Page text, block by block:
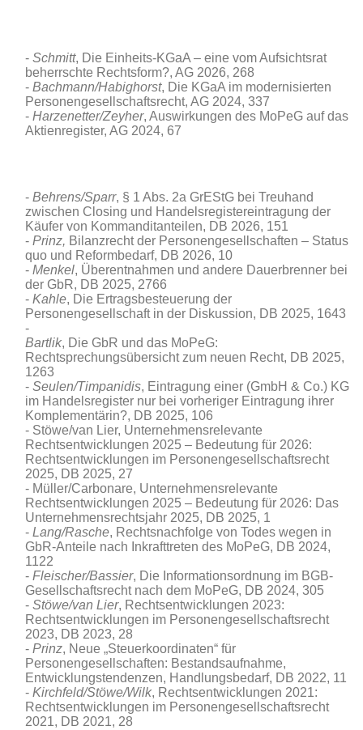
Schmitt, Die Einheits-KGaA – eine vom Aufsichtsrat
beherrschte Rechtsform?, AG 2026, 268
Bachmann/Habighorst, Die KGaA im modernisierten
Personengesellschaftsrecht, AG 2024, 337
Harzenetter/Zeyher, Auswirkungen des MoPeG auf das
Aktienregister, AG 2024, 67
Behrens/Sparr, § 1 Abs. 2a GrEStG bei Treuhand
zwischen Closing und Handelsregistereintragung der
Käufer von Kommanditanteilen, DB 2026, 151
Prinz, Bilanzrecht der Personengesellschaften – Status
quo und Reformbedarf, DB 2026, 10
Menkel, Überentnahmen und andere Dauerbrenner bei
der GbR, DB 2025, 2766
Kahle, Die Ertragsbesteuerung der
Personengesellschaft in der Diskussion, DB 2025, 1643
Bartlik, Die GbR und das MoPeG:
Rechtsprechungsübersicht zum neuen Recht, DB 2025,
1263
Seulen/Timpanidis, Eintragung einer (GmbH & Co.) KG
im Handelsregister nur bei vorheriger Eintragung ihrer
Komplementärin?, DB 2025, 106
Stöwe/van Lier, Unternehmensrelevante
Rechtsentwicklungen 2025 – Bedeutung für 2026:
Rechtsentwicklungen im Personengesellschaftsrecht
2025, DB 2025, 27
Müller/Carbonare, Unternehmensrelevante
Rechtsentwicklungen 2025 – Bedeutung für 2026: Das
Unternehmensrechtsjahr 2025, DB 2025, 1
Lang/Rasche, Rechtsnachfolge von Todes wegen in
GbR-Anteile nach Inkrafttreten des MoPeG, DB 2024,
1122
Fleischer/Bassier, Die Informationsordnung im BGB-
Gesellschaftsrecht nach dem MoPeG, DB 2024, 305
Stöwe/van Lier, Rechtsentwicklungen 2023:
Rechtsentwicklungen im Personengesellschaftsrecht
2023, DB 2023, 28
Prinz, Neue „Steuerkoordinaten“ für
Personengesellschaften: Bestandsaufnahme,
Entwicklungstendenzen, Handlungsbedarf, DB 2022, 11
Kirchfeld/Stöwe/Wilk, Rechtsentwicklungen 2021:
Rechtsentwicklungen im Personengesellschaftsrecht
2021, DB 2021, 28